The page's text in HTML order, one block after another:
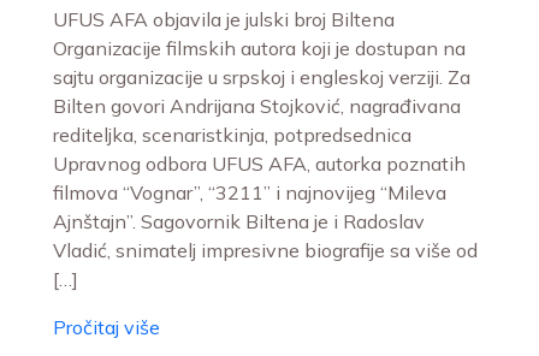
UFUS AFA objavila je julski broj Biltena
Organizacije filmskih autora koji je dostupan na
sajtu organizacije u srpskoj i engleskoj verziji. Za
Bilten govori Andrijana Stojković, nagrađivana
rediteljka, scenaristkinja, potpredsednica
Upravnog odbora UFUS AFA, autorka poznatih
filmova “Vognar”, “3211” i najnovijeg “Mileva
Ajnštajn”. Sagovornik Biltena je i Radoslav
Vladić, snimatelj impresivne biografije sa više od
[…]
Pročitaj više